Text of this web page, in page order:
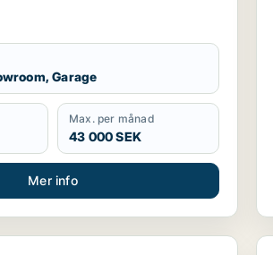
Garage
Max. per månad
43 000 SEK
Mer info